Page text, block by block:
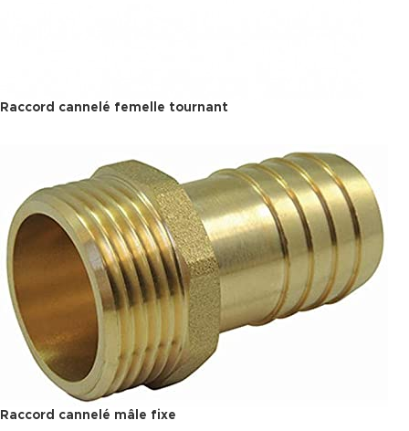
Raccord cannelé femelle tournant
Raccord cannelé mâle fixe